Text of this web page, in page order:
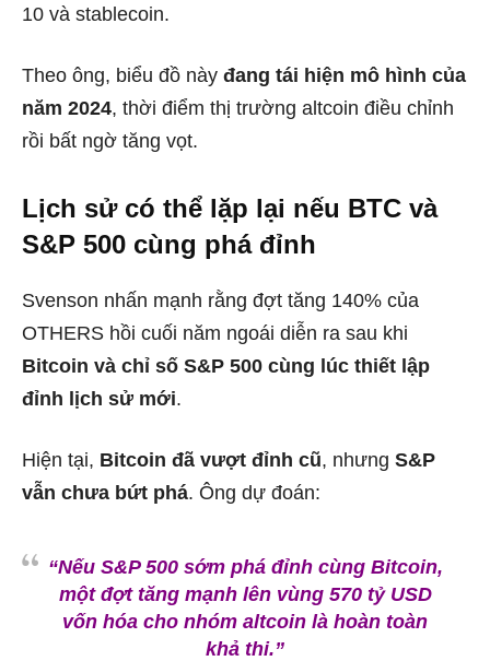
10 và stablecoin.
Theo ông, biểu đồ này đang tái hiện mô hình của
năm 2024, thời điểm thị trường altcoin điều chỉnh
rồi bất ngờ tăng vọt.
Lịch sử có thể lặp lại nếu BTC và
S&P 500 cùng phá đỉnh
Svenson nhấn mạnh rằng đợt tăng 140% của
OTHERS hồi cuối năm ngoái diễn ra sau khi
Bitcoin và chỉ số S&P 500 cùng lúc thiết lập
đỉnh lịch sử mới.
Hiện tại, Bitcoin đã vượt đỉnh cũ, nhưng S&P
vẫn chưa bứt phá. Ông dự đoán:
“Nếu S&P 500 sớm phá đỉnh cùng Bitcoin,
một đợt tăng mạnh lên vùng 570 tỷ USD
vốn hóa cho nhóm altcoin là hoàn toàn
khả thi.”